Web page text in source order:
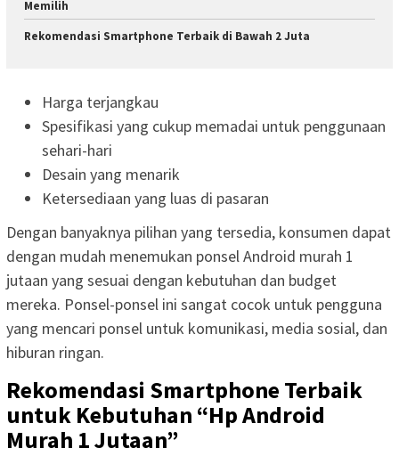
Memilih
Rekomendasi Smartphone Terbaik di Bawah 2 Juta
Harga terjangkau
Spesifikasi yang cukup memadai untuk penggunaan
sehari-hari
Desain yang menarik
Ketersediaan yang luas di pasaran
Dengan banyaknya pilihan yang tersedia, konsumen dapat
dengan mudah menemukan ponsel Android murah 1
jutaan yang sesuai dengan kebutuhan dan budget
mereka. Ponsel-ponsel ini sangat cocok untuk pengguna
yang mencari ponsel untuk komunikasi, media sosial, dan
hiburan ringan.
Rekomendasi Smartphone Terbaik
untuk Kebutuhan “Hp Android
Murah 1 Jutaan”